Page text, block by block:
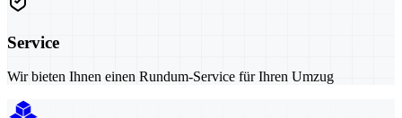
Service
Wir bieten Ihnen einen Rundum-Service für Ihren Umzug